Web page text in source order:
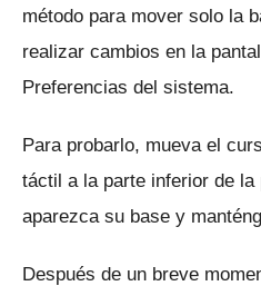
método para mover solo la
realizar cambios en la
Preferencias del sistema.
Para probarlo, mueva el
táctil a la parte inferior de la
aparezca su base y
Después de un breve